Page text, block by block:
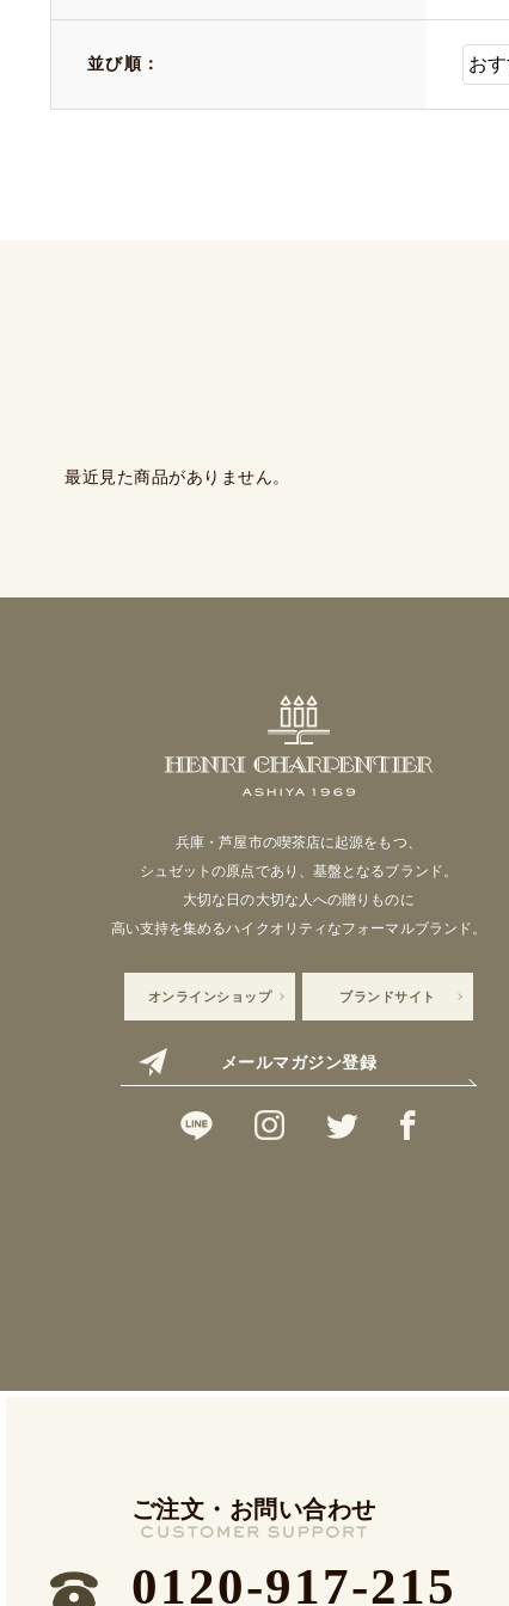
並び順：
最近見た商品がありません。
兵庫・芦屋市の喫茶店に起源をもつ、
シュゼットの原点であり、基盤となるブランド。
大切な日の大切な人への贈りものに
高い支持を集めるハイクオリティなフォーマルブランド。
オンラインショップ ブランドサイト
メールマガジン登録
ご注文・お問い合わせ
0120-917-215